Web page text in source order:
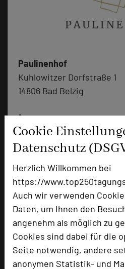
Cookie
Datenschutz
Herzlich Willkommen bei
https://
Auch wir verwenden
Daten, um Ihnen den
angenehm als möglich zu
Cookies sind dabei für die
Seite notwendig, andere
anonymen Statistik- und
Paulinenhof
Kuhlowitzer Dorfstraße 1
14806 Bad Belzig
phone +49 33841 4408-0
mail Email
language Homepage
zur Tagungsanfrage
Bewertung
Tagungsplaner